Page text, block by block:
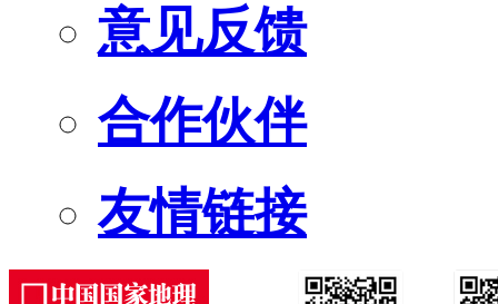
意见反馈
合作伙伴
友情链接